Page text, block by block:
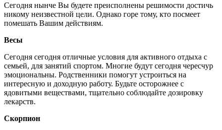
Сегодня нынче Вы будете преисполнены решимости достичь
никому неизвестной цели. Однако горе тому, кто посмеет
помешать Вашим действиям.
Весы
Сегодня сегодня отличные условия для активного отдыха с
семьей, для занятий спортом. Многие будут сегодня чересчур
эмоциональны. Родственники помогут устроиться на
интересную и доходную работу. Будьте осторожнее с
ядовитыми веществами, тщательно соблюдайте дозировку
лекарств.
Скорпион